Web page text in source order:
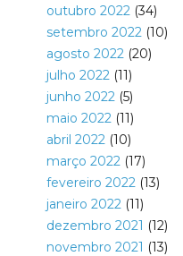
outubro 2022(34)
setembro 2022(10)
agosto 2022(20)
julho 2022(11)
junho 2022(5)
maio 2022(11)
abril 2022(10)
março 2022(17)
fevereiro 2022(13)
janeiro 2022(11)
dezembro 2021 (12)
novembro 2021 (13)